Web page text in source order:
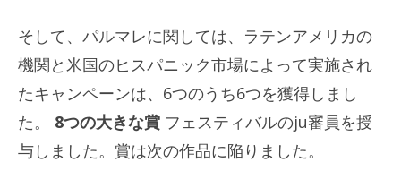
そして、パルマレに関しては、ラテンアメリカの
機関と米国のヒスパニック市場によって実施され
たキャンペーンは、6つのうち6つを獲得しまし
た。 8つの大きな賞 フェスティバルのju審員を授
与しました。賞は次の作品に陥りました。